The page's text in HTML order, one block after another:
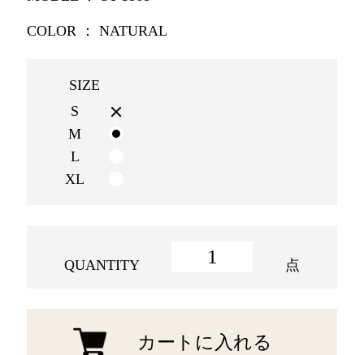
COLOR ： NATURAL
S
M
L
XL
QUANTITY 点